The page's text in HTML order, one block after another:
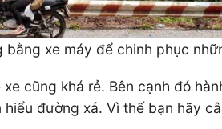
bằng xe máy để chinh phục
cũng khá rẻ. Bên cạnh đó
đường xá. Vì thế bạn hãy